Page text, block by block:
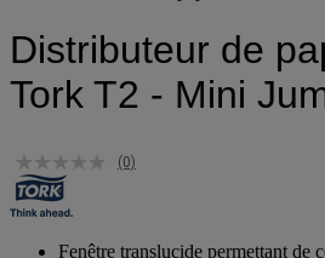
Distributeur de
Tork T2 - Mini